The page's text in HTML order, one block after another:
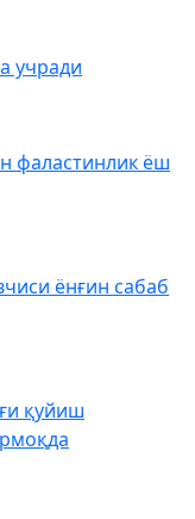
учради
фаластинлик ёш
ёнғин сабаб
қуйиш